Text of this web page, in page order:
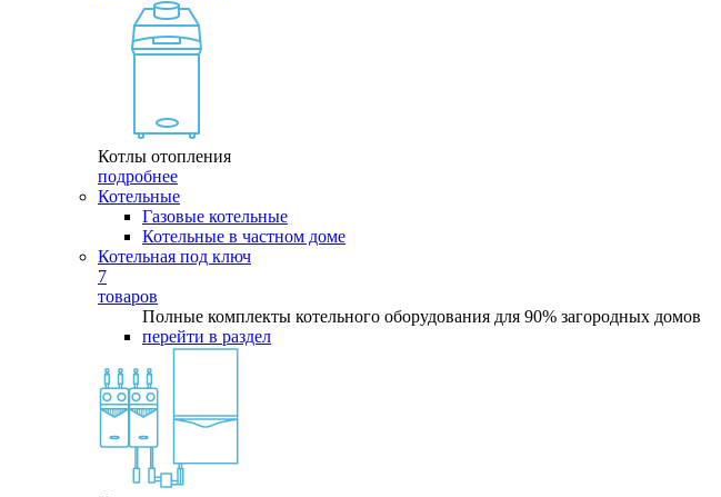
Котлы отопления
подробнее
Котельные
Газовые котельные
Котельные в частном доме
Котельная под ключ
7
товаров
Полные комплекты котельного оборудования для 90% загородных домов
перейти в раздел